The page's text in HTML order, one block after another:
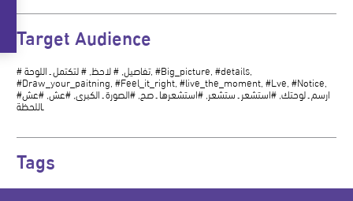
Target Audience
# تفاصيل, # لاحظ, # لتكتمل ـ اللوحة, #Big_picture, #details,
#Draw_your_paitning, #Feel_it_right, #live_the_moment, #Lve, #Notice,
#ارسم ـ لوحتك, #استشعر ـ ستشعر, #استشعرها ـ صح, #الصورة ـ الكبرى, #عش, #عش
ـاللحظة
Tags